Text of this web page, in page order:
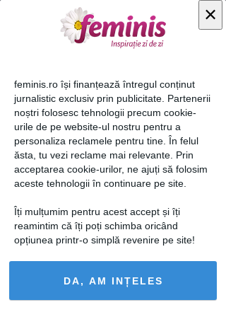
×
feminis.ro își finanțează întregul conținut
jurnalistic exclusiv prin publicitate. Partenerii
noștri folosesc tehnologii precum cookie-
urile de pe website-ul nostru pentru a
personaliza reclamele pentru tine. În felul
ăsta, tu vezi reclame mai relevante. Prin
acceptarea cookie-urilor, ne ajuți să folosim
aceste tehnologii în continuare pe site.
Îți mulțumim pentru acest accept și îți
reamintim că îți poți schimba oricând
opțiunea printr-o simplă revenire pe site!
DA, AM INȚELES
de exterior "
« Imaginea anterioară Imaginea următoare »